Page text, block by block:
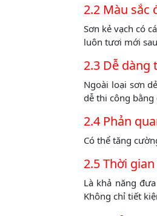
2.2 Màu sắc
Sơn kẻ vạch có
luôn tươi mới
2.3 Dễ dàng
Ngoài loại sơn
dễ thi công bằng
2.4 Phản
Có thể tăng
2.5 Thời
Là khả năng
Không chỉ tiết